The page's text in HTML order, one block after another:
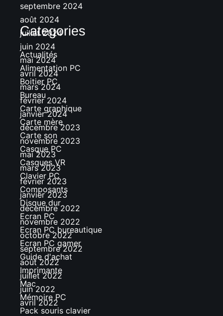
septembre 2024
août 2024
juillet 2024
juin 2024
mai 2024
avril 2024
mars 2024
février 2024
janvier 2024
décembre 2023
novembre 2023
mai 2023
mars 2023
février 2023
janvier 2023
décembre 2022
novembre 2022
octobre 2022
septembre 2022
août 2022
juillet 2022
juin 2022
avril 2022
Categories
Actualités
Alimentation PC
Boitier PC
Bureau
Carte graphique
Carte mère
Carte son
Casque PC
Casques VR
Clavier PC
Composants
Disque dur
Ecran PC
Ecran PC bureautique
Ecran PC gamer
Guide d'achat
Imprimante
Mac
Mémoire PC
Pack souris clavier